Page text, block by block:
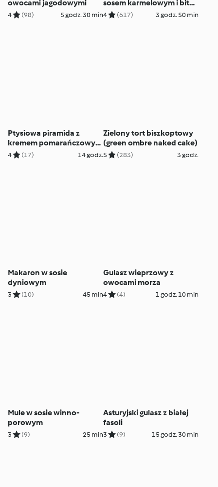
owocami jagodowymi
4 (98) 5 godz. 30 min
sosem karmelowym i bitą
śmietaną
4 (617) 3 godz. 50 min
Ptysiowa piramida z
kremem pomarańczowym
(Croquembouche)
4 (17) 14 godz.
Zielony tort biszkoptowy
(green ombre naked cake)
5 (283) 3 godz.
Makaron w sosie
dyniowym
3 (10) 45 min
Gulasz wieprzowy z
owocami morza
4 (4) 1 godz. 10 min
Mule w sosie winno-
porowym
3 (9) 25 min
Asturyjski gulasz z białej
fasoli
3 (9) 15 godz. 30 min